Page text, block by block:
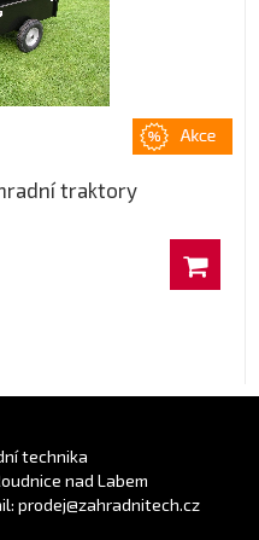
traktory
technika
nad Labem
prodej@zahradnitech.cz